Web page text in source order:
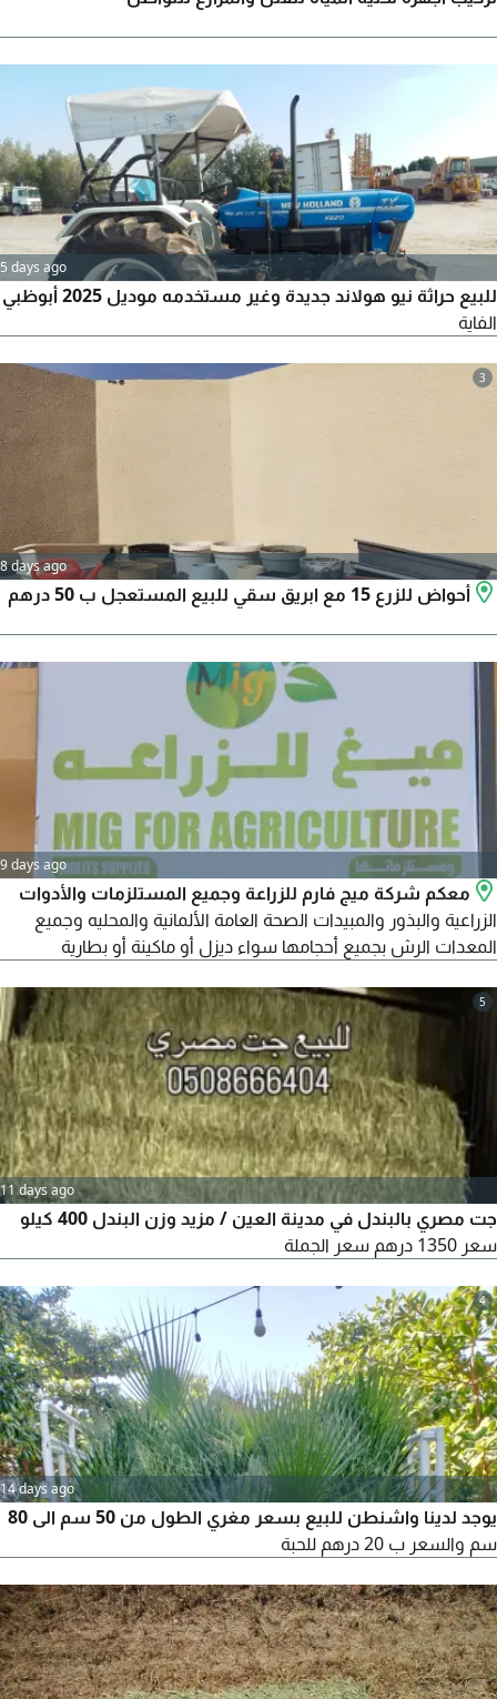
5 days ago
للبيع حراثة نيو هولاند جديدة وغير مستخدمه موديل 2025 أبوظبي
الفاية
3
8 days ago
أحواض للزرع 15 مع ابريق سقي للبيع المستعجل ب 50 درهم
9 days ago
معكم شركة ميج فارم للزراعة وجميع المستلزمات والأدوات
الزراعية والبذور والمبيدات الصحة العامة الألمانية والمحليه وجميع
المعدات الرش بجميع أحجامها سواء ديزل أو ماكينة أو بطارية
5
11 days ago
جت مصري بالبندل في مدينة العين / مزيد وزن البندل 400 كيلو
سعر 1350 درهم سعر الجملة
4
14 days ago
يوجد لدينا واشنطن للبيع بسعر مغري الطول من 50 سم الى 80
سم والسعر ب 20 درهم للحبة